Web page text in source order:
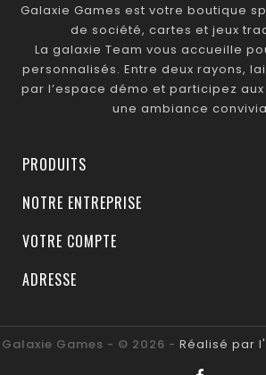
Galaxie Games est votre boutique
de société, cartes et jeux
La galaxie Team vous accueille
personnalisés. Entre deux rayons,
par l’espace démo et participez
une ambiance
PRODUITS
NOTRE ENTREPRISE
VOTRE COMPTE
ADRESSE
Galaxie Games - © 2026 - Réalisé par